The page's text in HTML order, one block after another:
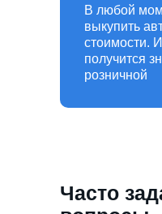
В любой
выкупить
стоимости.
получится
розничной
Часто